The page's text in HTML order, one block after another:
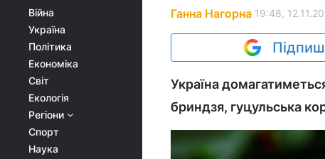
Війна
Україна
Політика
Економіка
Світ
Екологія
Регіони
Спорт
Наука
Ганна Нагорна 19:48, 12.11.20
Україна
бриндзя, гуцульська